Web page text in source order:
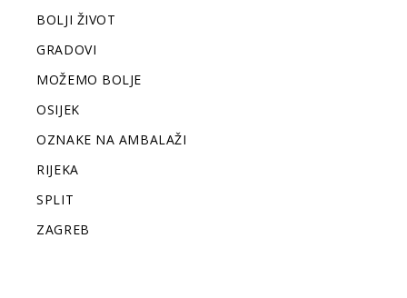
BOLJI ŽIVOT
GRADOVI
MOŽEMO BOLJE
OSIJEK
OZNAKE NA AMBALAŽI
RIJEKA
SPLIT
ZAGREB